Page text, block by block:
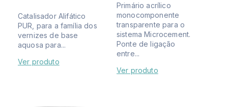
Catalisador Alifático
PUR, para a família dos
vernizes de base
aquosa para...
Ver produto
Primário acrílico
monocomponente
transparente para o
sistema Microcement.
Ponte de ligação
entre...
Ver produto